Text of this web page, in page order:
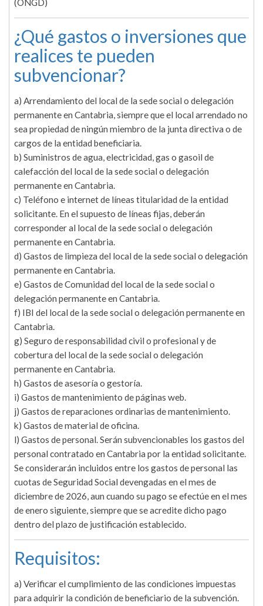
(ONGD)
¿Qué gastos o inversiones que
realices te pueden
subvencionar?
a) Arrendamiento del local de la sede social o delegación
permanente en Cantabria, siempre que el local arrendado no
sea propiedad de ningún miembro de la junta directiva o de
cargos de la entidad beneficiaria.
b) Suministros de agua, electricidad, gas o gasoil de
calefacción del local de la sede social o delegación
permanente en Cantabria.
c) Teléfono e internet de líneas titularidad de la entidad
solicitante. En el supuesto de líneas fijas, deberán
corresponder al local de la sede social o delegación
permanente en Cantabria.
d) Gastos de limpieza del local de la sede social o delegación
permanente en Cantabria.
e) Gastos de Comunidad del local de la sede social o
delegación permanente en Cantabria.
f) IBI del local de la sede social o delegación permanente en
Cantabria.
g) Seguro de responsabilidad civil o profesional y de
cobertura del local de la sede social o delegación
permanente en Cantabria.
h) Gastos de asesoría o gestoría.
i) Gastos de mantenimiento de páginas web.
j) Gastos de reparaciones ordinarias de mantenimiento.
k) Gastos de material de oficina.
l) Gastos de personal. Serán subvencionables los gastos del
personal contratado en Cantabria por la entidad solicitante.
Se considerarán incluidos entre los gastos de personal las
cuotas de Seguridad Social devengadas en el mes de
diciembre de 2026, aun cuando su pago se efectúe en el mes
de enero siguiente, siempre que se acredite dicho pago
dentro del plazo de justificación establecido.
Requisitos:
a) Verificar el cumplimiento de las condiciones impuestas
para adquirir la condición de beneficiario de la subvención.